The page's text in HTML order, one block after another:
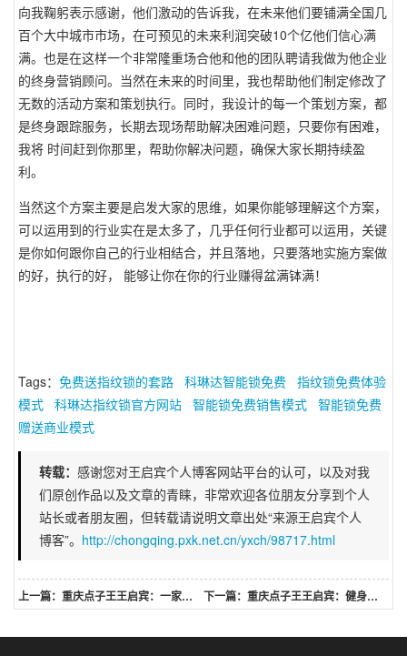
向我鞠躬表示感谢，他们激动的告诉我，在未来他们要铺满全国几
百个大中城市市场，在可预见的未来利润突破10个亿他们信心满
满。也是在这样一个非常隆重场合他和他的团队聘请我做为他企业
的终身营销顾问。当然在未来的时间里，我也帮助他们制定修改了
无数的活动方案和策划执行。同时，我设计的每一个策划方案，都
是终身跟踪服务，长期去现场帮助解决困难问题，只要你有困难，
我将 时间赶到你那里，帮助你解决问题，确保大家长期持续盈
利。
当然这个方案主要是启发大家的思维，如果你能够理解这个方案，
可以运用到的行业实在是太多了，几乎任何行业都可以运用，关键
是你如何跟你自己的行业相结合，并且落地，只要落地实施方案做
的好，执行的好， 能够让你在你的行业赚得盆满钵满！
Tags：免费送指纹锁的套路 科琳达智能锁免费
指纹锁免费体验
模式
科琳达指纹锁官方网站 智能锁免费销售模式
智能锁免费
赠送商业模式
转载：感谢您对王启宾个人博客网站平台的认可，以及对我
们原创作品以及文章的青睐，非常欢迎各位朋友分享到个人
站长或者朋友圈，但转载请说明文章出处“来源王启宾个人
博客”。 http://chongqing.pxk.net.cn/yxch/98717.html
上一篇：重庆点子王王启宾：一家新开业的水果店,如何营销社区在一周之内瞬间回笼资金? 下一篇：重庆点子王王启宾：健身工作室怎么做推广健身吸引人的优惠活动健身活动主题名称